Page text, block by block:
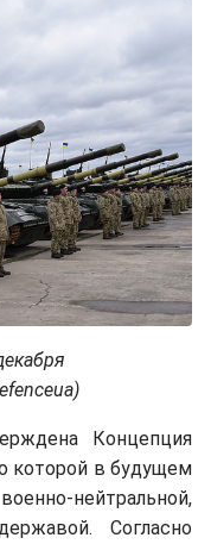
Концепция
которой в будущем
нейтральной,
Согласно